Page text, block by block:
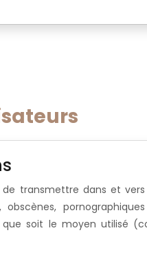
transmettre dans et
obscènes,
soit le moyen utilisé